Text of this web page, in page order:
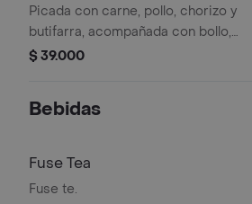
Picada con carne, pollo, chorizo y
butifarra, acompañada con bollo,
papas fritas pimenton salteado
$ 39.000
Bebidas
Fuse Tea
Fuse te.